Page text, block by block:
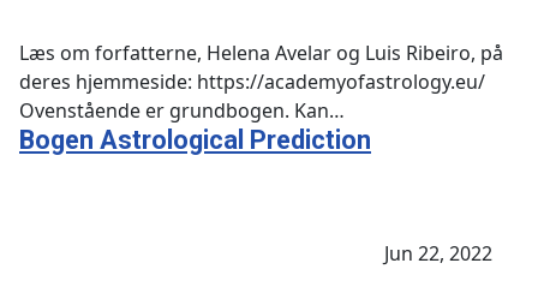
Læs om forfatterne, Helena Avelar og Luis Ribeiro, på
deres hjemmeside: https://academyofastrology.eu/
Ovenstående er grundbogen. Kan…
Bogen Astrological Prediction
Jun 22, 2022